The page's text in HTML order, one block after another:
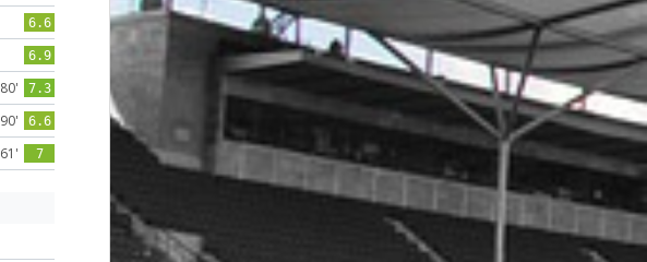
6.6
6.9
80' 7.3
90' 6.6
61' 7